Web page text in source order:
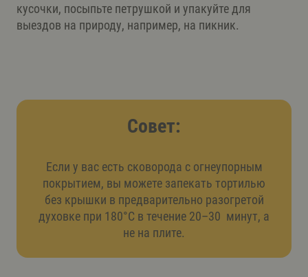
кусочки, посыпьте петрушкой и упакуйте для
выездов на природу, например, на пикник.
Совет:
Если у вас есть сковорода с огнеупорным
покрытием, вы можете запекать тортилью
без крышки в предварительно разогретой
духовке при 180°C в течение 20–30 минут, а
не на плите.